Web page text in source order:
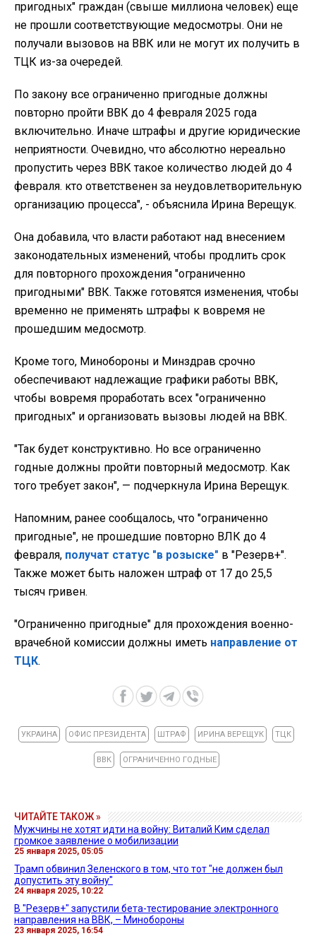
пригодных" граждан (свыше миллиона человек) еще
не прошли соответствующие медосмотры. Они не
получали вызовов на ВВК или не могут их получить в
ТЦК из-за очередей.
По закону все ограниченно пригодные должны
повторно пройти ВВК до 4 февраля 2025 года
включительно. Иначе штрафы и другие юридические
неприятности. Очевидно, что абсолютно нереально
пропустить через ВВК такое количество людей до 4
февраля. кто ответственен за неудовлетворительную
организацию процесса", - объяснила Ирина Верещук.
Она добавила, что власти работают над внесением
законодательных изменений, чтобы продлить срок
для повторного прохождения "ограниченно
пригодными" ВВК. Также готовятся изменения, чтобы
временно не применять штрафы к вовремя не
прошедшим медосмотр.
Кроме того, Минобороны и Минздрав срочно
обеспечивают надлежащие графики работы ВВК,
чтобы вовремя проработать всех "ограниченно
пригодных" и организовать вызовы людей на ВВК.
"Так будет конструктивно. Но все ограниченно
годные должны пройти повторный медосмотр. Как
того требует закон", — подчеркнула Ирина Верещук.
Напомним, ранее сообщалось, что "ограниченно
пригодные", не прошедшие повторно ВЛК до 4
февраля, получат статус "в розыске" в "Резерв+".
Также может быть наложен штраф от 17 до 25,5
тысяч гривен.
"Ограниченно пригодные" для прохождения военно-
врачебной комиссии должны иметь направление от
ТЦК.
УКРАИНА ОФИС ПРЕЗИДЕНТА ШТРАФ ИРИНА ВЕРЕЩУК ТЦК
ВВК ОГРАНИЧЕННО ГОДНЫЕ
ЧИТАЙТЕ ТАКОЖ »
Мужчины не хотят идти на войну: Виталий Ким сделал
громкое заявление о мобилизации
25 января 2025, 05:05
Трамп обвинил Зеленского в том, что тот "не должен был
допустить эту войну"
24 января 2025, 10:22
В "Резерв+" запустили бета-тестирование электронного
направления на ВВК, – Минобороны
23 января 2025, 16:54